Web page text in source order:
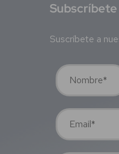
Subscríbete
Suscríbete a